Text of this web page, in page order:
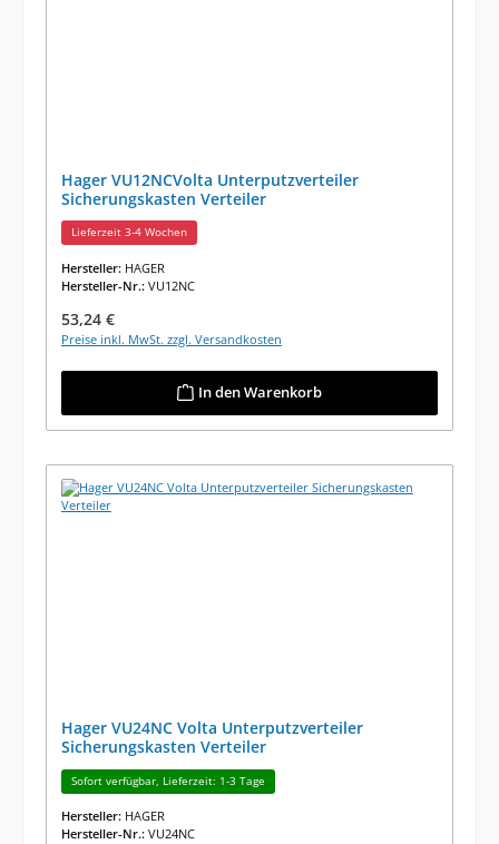
Hager VU12NCVolta Unterputzverteiler
Sicherungskasten Verteiler
Lieferzeit 3-4 Wochen
Hersteller: HAGER
Hersteller-Nr.: VU12NC
Regulärer Preis:
53,24 €
Preise inkl. MwSt. zzgl. Versandkosten
In den Warenkorb
Hager VU24NC Volta Unterputzverteiler
Sicherungskasten Verteiler
Sofort verfügbar, Lieferzeit: 1-3 Tage
Hersteller: HAGER
Hersteller-Nr.: VU24NC